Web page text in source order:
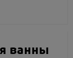
ванны